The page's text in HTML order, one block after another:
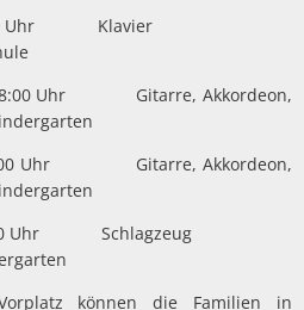
17:00 Uhr Klavier
Akkordeon,
Uhr Gitarre, Akkordeon,
Uhr Schlagzeug
können die Familien in